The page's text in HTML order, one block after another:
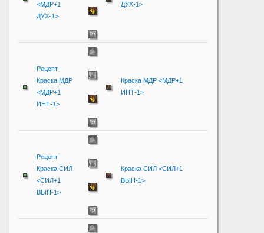
<МДР+1
ДУХ-1>
ДУХ-1>
Рецепт -
Краска МДР
<МДР+1
ИНТ-1>
Краска МДР <МДР+1
ИНТ-1>
Рецепт -
Краска СИЛ
<СИЛ+1
ВЫН-1>
Краска СИЛ <СИЛ+1
ВЫН-1>